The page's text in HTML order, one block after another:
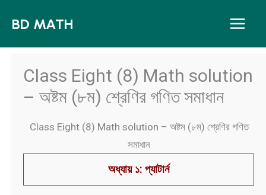
BD MATH
Class Eight (8) Math solution
– অষ্টম (৮ম) শ্রেণির গণিত সমাধান
Class Eight (8) Math solution – অষ্টম (৮ম) শ্রেণির গণিত
সমাধান
অধ্যায় ১: প্যাটার্ন